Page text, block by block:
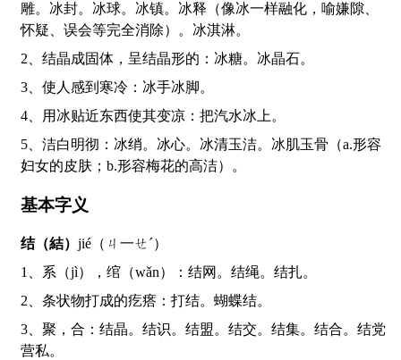
雕。冰封。冰球。冰镇。冰释（像冰一样融化，喻嫌隙、
怀疑、误会等完全消除）。冰淇淋。
2、结晶成固体，呈结晶形的：冰糖。冰晶石。
3、使人感到寒冷：冰手冰脚。
4、用冰贴近东西使其变凉：把汽水冰上。
5、洁白明彻：冰绡。冰心。冰清玉洁。冰肌玉骨（a.形容
妇女的皮肤；b.形容梅花的高洁）。
基本字义
结（結） jié（ㄐ一ㄝˊ）
1、系（jì），绾（wǎn）：结网。结绳。结扎。
2、条状物打成的疙瘩：打结。蝴蝶结。
3、聚，合：结晶。结识。结盟。结交。结集。结合。结党
营私。